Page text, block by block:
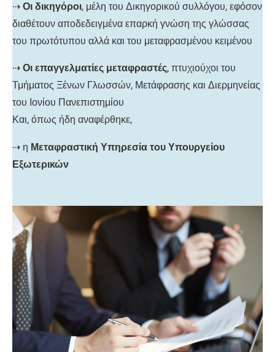
⇢ Οι δικηγόροι, μέλη του Δικηγορικού συλλόγου, εφόσον
διαθέτουν αποδεδειγμένα επαρκή γνώση της γλώσσας
του πρωτότυπου αλλά και του μεταφρασμένου κειμένου
⇢ Οι επαγγελματίες μεταφραστές, πτυχιούχοι του
Τμήματος Ξένων Γλωσσών, Μετάφρασης και Διερμηνείας
του Ιονίου Πανεπιστημίου
Και, όπως ήδη αναφέρθηκε,
⇢ η Μεταφραστική Υπηρεσία του Υπουργείου
Εξωτερικών